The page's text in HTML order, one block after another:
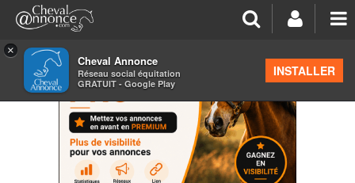
×
Cheval Annonce
Réseau social équitation
GRATUIT - Google Play
INSTALLER